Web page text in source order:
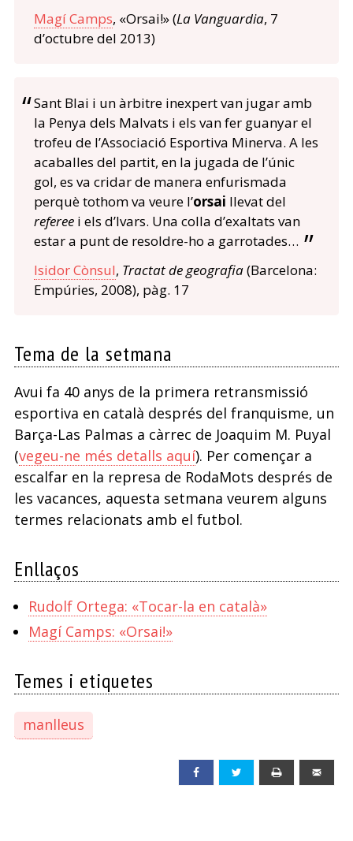
Magí Camps, «Orsai!» (La Vanguardia, 7
d’octubre del 2013)
Sant Blai i un àrbitre inexpert van jugar amb
la Penya dels Malvats i els van fer guanyar el
trofeu de l’Associació Esportiva Minerva. A les
acaballes del partit, en la jugada de l’únic
gol, es va cridar de manera enfurismada
perquè tothom va veure l’orsai llevat del
refereei els d’Ivars. Una colla d’exaltats van
estar a punt de resoldre-ho a garrotades…
Isidor Cònsul, Tractat de geografia(Barcelona:
Empúries, 2008), pàg. 17
Tema de la setmana
Avui fa 40 anys de la primera retransmissió
esportiva en català després del franquisme, un
Barça-Las Palmas a càrrec de Joaquim M. Puyal
(vegeu-ne més detalls aquí). Per començar a
escalfar en la represa de RodaMots després de
les vacances, aquesta setmana veurem alguns
termes relacionats amb el futbol.
Enllaços
Rudolf Ortega: «Tocar-la en català»
Magí Camps: «Orsai!»
Temes i etiquetes
manlleus
Facebook Twitter